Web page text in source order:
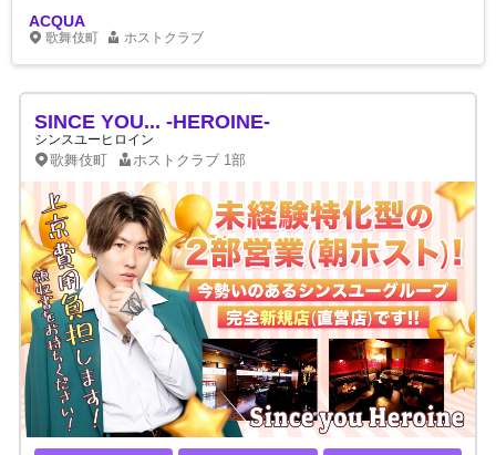
ACQUA
歌舞伎町 ホストクラブ
SINCE YOU... -HEROINE-
シンスユーヒロイン
歌舞伎町 ホストクラブ 1部